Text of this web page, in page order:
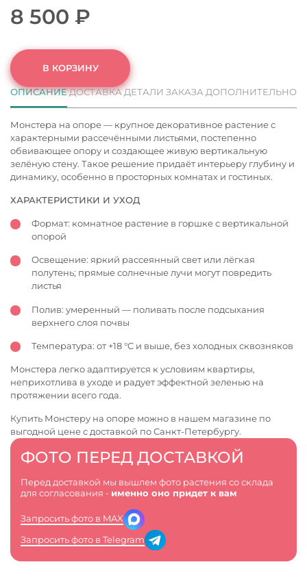
8 500 ₽
В КОРЗИНУ
ФОТО ПЕРЕД ДОСТАВКОЙ
Перед доставкой мы вышлем фото растения со склада
для согласования - именно оно придет к вам
Запросить фото в MAX
Запросить фото в Telegram
ОПИСАНИЕДОСТАВКАДЕТАЛИ ЗАКАЗАДОПОЛНИТЕЛЬНО
Монстера на опоре — крупное декоративное растение с
характерными рассечёнными листьями, постепенно
обвивающее опору и создающее живую вертикальную
зелёную стену. Такое решение придаёт интерьеру глубину и
динамику, особенно в просторных комнатах и гостиных.
ХАРАКТЕРИСТИКИ И УХОД
Формат: комнатное растение в горшке с вертикальной
опорой
Освещение: яркий рассеянный свет или лёгкая
полутень; прямые солнечные лучи могут повредить
листья
Полив: умеренный — поливать после подсыхания
верхнего слоя почвы
Температура: от +18 °C и выше, без холодных сквозняков
Монстера легко адаптируется к условиям квартиры,
неприхотлива в уходе и радует эффектной зеленью на
протяжении всего года.
Купить Монстеру на опоре можно в нашем магазине по
выгодной цене с доставкой по Санкт-Петербургу.